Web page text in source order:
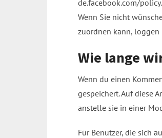
de.facebook.com/
Wenn Sie nicht
zuordnen kann, loggen
Wie lange
Wenn du einen
gespeichert. Auf diese
anstelle sie in einer
Für Benutzer, die sich